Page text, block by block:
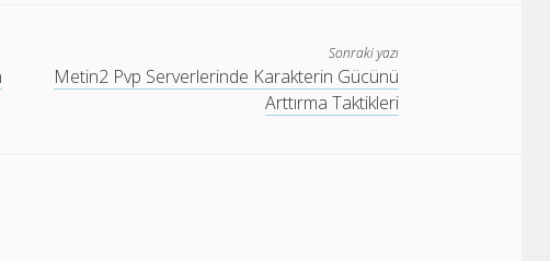
Sonraki yazı
Metin2 Pvp Serverlerinde Karakterin Gücünü
Arttırma Taktikleri